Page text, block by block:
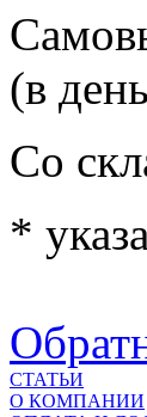
(в
Со
*
СТАТЬИ
О КОМПАНИИ